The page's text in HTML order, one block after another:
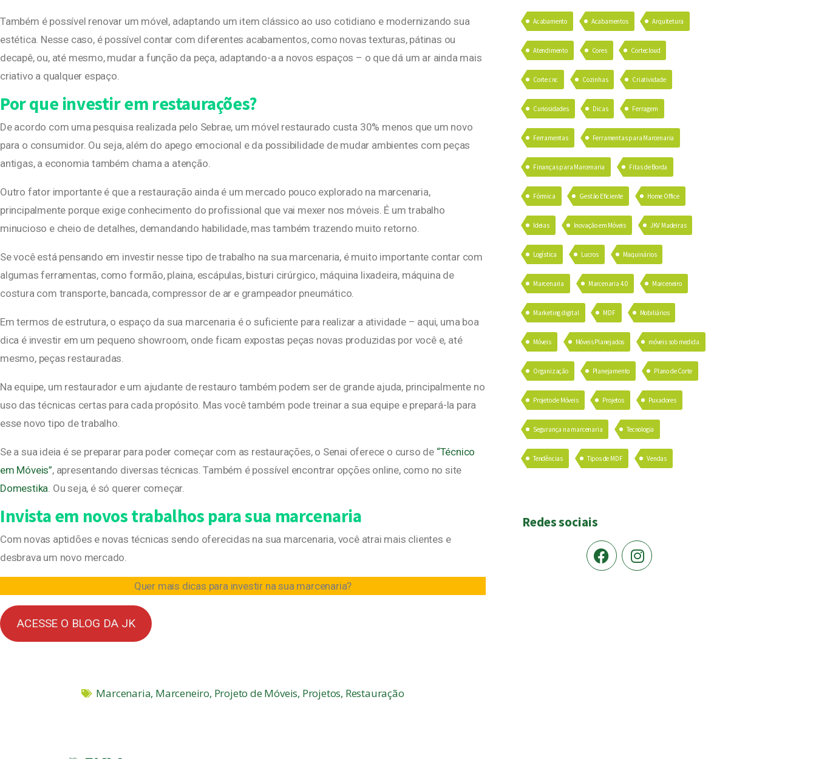
Também é possível renovar um móvel, adaptando um item clássico ao uso cotidiano e modernizando sua
estética. Nesse caso, é possível contar com diferentes acabamentos, como novas texturas, pátinas ou
decapê, ou, até mesmo, mudar a função da peça, adaptando-a a novos espaços – o que dá um ar ainda mais
criativo a qualquer espaço.
Por que investir em restaurações?
De acordo com uma pesquisa realizada pelo Sebrae, um móvel restaurado custa 30% menos que um novo
para o consumidor. Ou seja, além do apego emocional e da possibilidade de mudar ambientes com peças
antigas, a economia também chama a atenção.
Outro fator importante é que a restauração ainda é um mercado pouco explorado na marcenaria,
principalmente porque exige conhecimento do profissional que vai mexer nos móveis. É um trabalho
minucioso e cheio de detalhes, demandando habilidade, mas também trazendo muito retorno.
Se você está pensando em investir nesse tipo de trabalho na sua marcenaria, é muito importante contar com
algumas ferramentas, como formão, plaina, escápulas, bisturi cirúrgico, máquina lixadeira, máquina de
costura com transporte, bancada, compressor de ar e grampeador pneumático.
Em termos de estrutura, o espaço da sua marcenaria é o suficiente para realizar a atividade – aqui, uma boa
dica é investir em um pequeno showroom, onde ficam expostas peças novas produzidas por você e, até
mesmo, peças restauradas.
Na equipe, um restaurador e um ajudante de restauro também podem ser de grande ajuda, principalmente no
uso das técnicas certas para cada propósito. Mas você também pode treinar a sua equipe e prepará-la para
esse novo tipo de trabalho.
Se a sua ideia é se preparar para poder começar com as restaurações, o Senai oferece o curso de “Técnico
em Móveis”, apresentando diversas técnicas. Também é possível encontrar opções online, como no site
Domestika. Ou seja, é só querer começar.
Invista em novos trabalhos para sua marcenaria
Com novas aptidões e novas técnicas sendo oferecidas na sua marcenaria, você atrai mais clientes e
desbrava um novo mercado.
Quer mais dicas para investir na sua marcenaria?
ACESSE O BLOG DA JK
Marcenaria, Marceneiro, Projeto de Móveis, Projetos, Restauração
Acabamento Acabamentos Arquitetura
Atendimento Cores Cortecloud
Corte cnc Cozinhas Criatividade
Curiosidades Dicas Ferragem
Ferramentas Ferramentas para Marcenaria
Finanças para Marcenaria Fitas de Borda
Fórmica Gestão Eficiente Home Office
Ideias Inovação em Móveis JKV Madeiras
Logística Lucros Maquinários
Marcenaria Marcenaria 4.0 Marceneiro
Marketing digital MDF Mobiliários
Móveis Móveis Planejados móveis sob medida
Organização Planejamento Plano de Corte
Projeto de Móveis Projetos Puxadores
Segurança na marcenaria Tecnologia
Tendências Tipos de MDF Vendas
Redes sociais